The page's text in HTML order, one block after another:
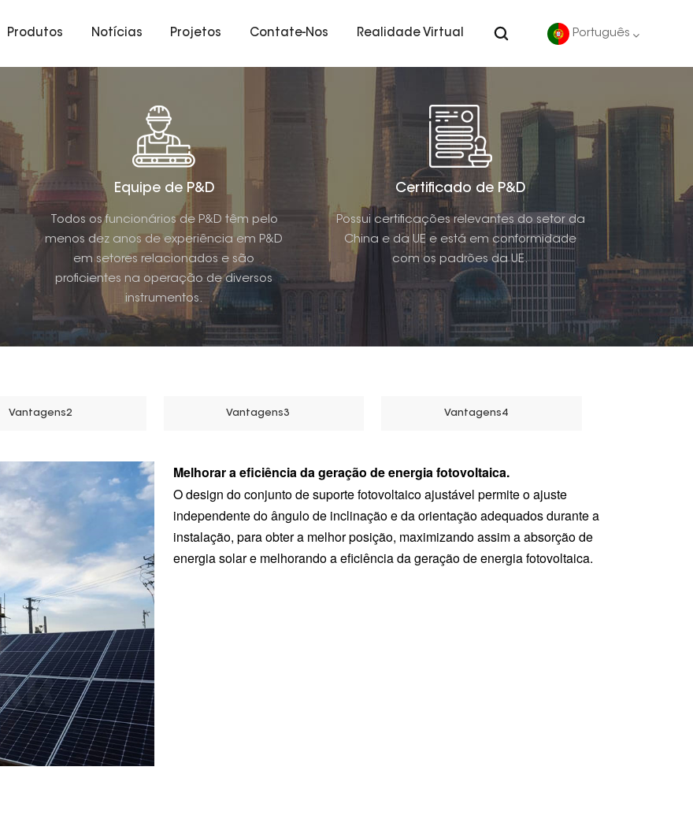
Produtos Notícias Projetos Contate-Nos Realidade Virtual Português
English
Deutsch
português
Nederlands
العربية
日本語
Equipe de P&D
Todos os funcionários de P&D têm pelo
menos dez anos de experiência em P&D
em setores relacionados e são
proficientes na operação de diversos
instrumentos.
Certificado de P&D
Possui certificações relevantes do setor da
China e da UE e está em conformidade
com os padrões da UE.
Vantagens2 Vantagens3 Vantagens4
Melhorar a eficiência da geração de energia fotovoltaica.
O design do conjunto de suporte fotovoltaico ajustável permite o ajuste
independente do ângulo de inclinação e da orientação adequados durante a
instalação, para obter a melhor posição, maximizando assim a absorção de
energia solar e melhorando a eficiência da geração de energia fotovoltaica.